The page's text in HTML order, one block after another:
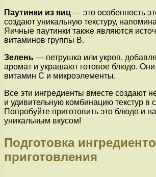
Паутинки из яиц — это особенность
создают уникальную текстуру,
Яичные паутинки также являются
витаминов группы В.
Зелень — петрушка или укроп,
аромат и украшают готовое блюдо.
витамин С и микроэлементы.
Все эти ингредиенты вместе создают
и удивительную комбинацию текстур в
Попробуйте приготовить это блюдо и
уникальным вкусом!
Подготовка
приготовления